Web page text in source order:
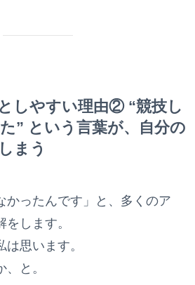
しやすい理由② “競技し
” という言葉が、自分の
まう
かったんです」と、多くのア
します。
思います。
と。